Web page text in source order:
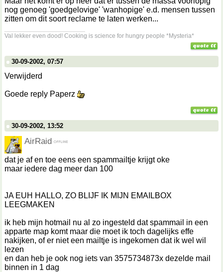
nog genoeg 'goedgelovige' 'wanhopige' e.d. mensen tussen
zitten om dit soort reclame te laten werken...
Val lekker even dood! Cooking is science for hungry people *Mysteria*
30-09-2002, 07:57
Verwijderd
Goede reply Paperz
30-09-2002, 13:52
AirRaid
dat je af en toe eens een spammailtje krijgt oke
maar iedere dag meer dan 100
JA EUH HALLO, ZO BLIJF IK MIJN EMAILBOX
LEEGMAKEN
ik heb mijn hotmail nu al zo ingesteld dat spammail in een
apparte map komt maar die moet ik toch dagelijks effe
nakijken, of er niet een mailtje is ingekomen dat ik wel wil
lezen
en dan heb je ook nog iets van 3575734873x dezelde mail
binnen in 1 dag